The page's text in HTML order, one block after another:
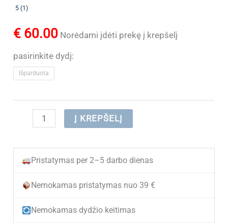
5 (1)
€ 60.00 Norėdami įdėti prekę į krepšelį
pasirinkite dydį:
Išparduota
produkto
(IŠPARDUOTA)
Odiniai
laisvalaikio
moterims
Į KREPŠELĮ
Pristatymas per 2–5 darbo dienas
Nemokamas pristatymas nuo 39 €
Nemokamas dydžio keitimas